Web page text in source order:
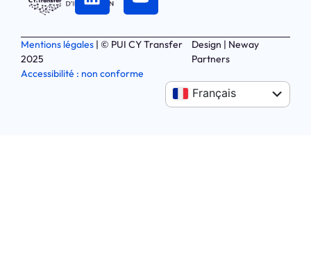
Mentions légales | © PUI CY Transfer
2025
Accessibilité : non conforme
Design | Neway
Partners
Anglais
Français